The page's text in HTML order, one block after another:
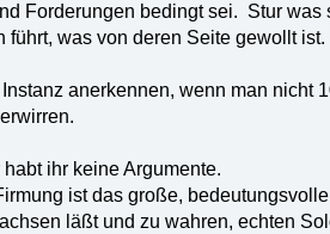
Forderungen bedingt sei. Stur
was von deren Seite gewollt ist.
anerkennen, wenn man nicht
ihr keine Argumente.
ist das große,
läßt und zu wahren, echten